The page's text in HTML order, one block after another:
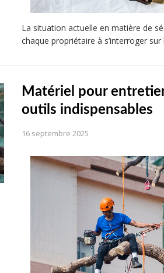
La situation actuelle en matière de
chaque propriétaire à s’interroger
Matériel pour
outils indispensables
16 septembre 2025